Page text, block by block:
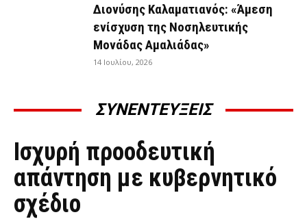
Διονύσης Καλαματιανός: «Άμεση
ενίσχυση της Νοσηλευτικής
Μονάδας Αμαλιάδας»
14 Ιουλίου, 2026
ΣΥΝΕΝΤΕΥΞΕΙΣ
ΣΥΝΕΝΤΕΎΞΕΙΣ
Ισχυρή προοδευτική
απάντηση με κυβερνητικό
σχέδιο